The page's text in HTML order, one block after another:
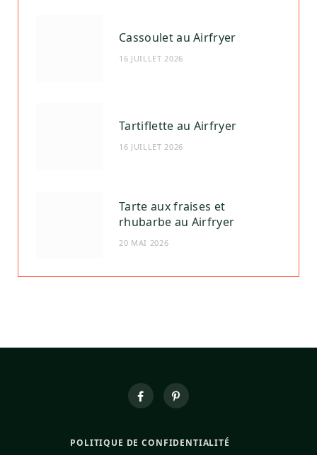
Cassoulet au Airfryer
16 JUILLET 2026
Tartiflette au Airfryer
16 JUILLET 2026
Tarte aux fraises et
rhubarbe au Airfryer
20 MAI 2026
POLITIQUE DE CONFIDENTIALITÉ